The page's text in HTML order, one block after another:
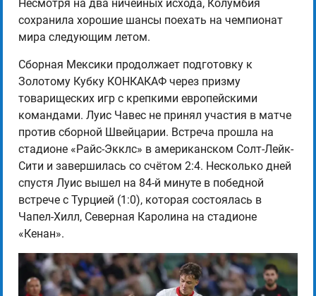
Несмотря на два ничейных исхода, Колумбия
сохранила хорошие шансы поехать на чемпионат
мира следующим летом.
Сборная Мексики продолжает подготовку к
Золотому Кубку КОНКАКАФ через призму
товарищеских игр с крепкими европейскими
командами. Луис Чавес не принял участия в матче
против сборной Швейцарии. Встреча прошла на
стадионе «Райс-Экклс» в американском Солт-Лейк-
Сити и завершилась со счётом 2:4. Несколько дней
спустя Луис вышел на 84-й минуте в победной
встрече с Турцией (1:0), которая состоялась в
Чапел-Хилл, Северная Каролина на стадионе
«Кенан».